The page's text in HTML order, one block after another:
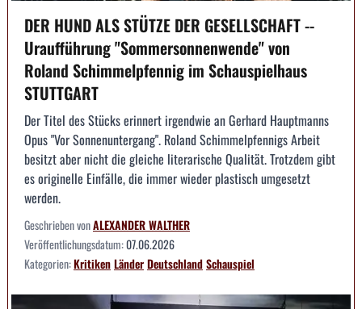
DER HUND ALS STÜTZE DER GESELLSCHAFT --
Uraufführung "Sommersonnenwende" von
Roland Schimmelpfennig im Schauspielhaus
STUTTGART
Der Titel des Stücks erinnert irgendwie an Gerhard Hauptmanns
Opus "Vor Sonnenuntergang". Roland Schimmelpfennigs Arbeit
besitzt aber nicht die gleiche literarische Qualität. Trotzdem gibt
es originelle Einfälle, die immer wieder plastisch umgesetzt
werden.
Geschrieben vonALEXANDER WALTHER
Veröffentlichungsdatum:07.06.2026
Kategorien:KritikenLänderDeutschlandSchauspiel